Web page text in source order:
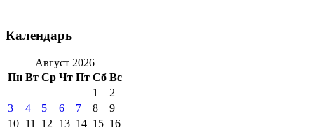
Календарь
Август 2026
Пн Вт Ср Чт Пт Сб Вс
1
2
3
4 5 6 7 8
9
10 11 12 13 14 15 16